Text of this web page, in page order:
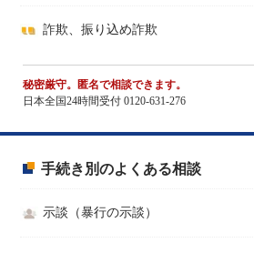
詐欺、振り込め詐欺
秘密厳守。匿名で相談できます。
日本全国24時間受付 0120-631-276
手続き別のよくある相談
示談（暴行の示談）